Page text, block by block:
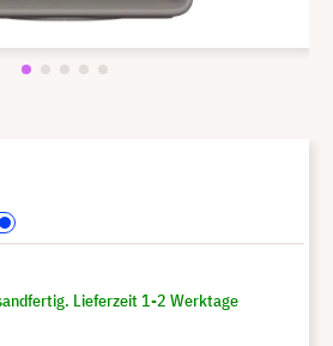
Lieferzeit 1-2 Werktage